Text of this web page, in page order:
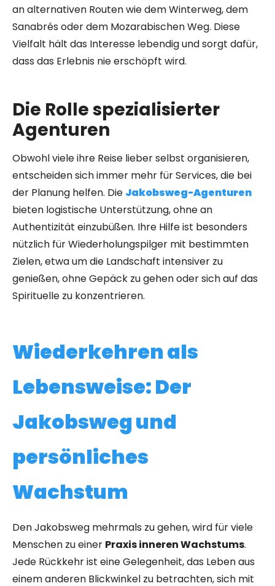
an alternativen Routen wie dem Winterweg, dem
Sanabrés oder dem Mozarabischen Weg. Diese
Vielfalt hält das Interesse lebendig und sorgt dafür,
dass das Erlebnis nie erschöpft wird.
Die Rolle spezialisierter
Agenturen
Obwohl viele ihre Reise lieber selbst organisieren,
entscheiden sich immer mehr für Services, die bei
der Planung helfen. Die Jakobsweg-Agenturen
bieten logistische Unterstützung, ohne an
Authentizität einzubüßen. Ihre Hilfe ist besonders
nützlich für Wiederholungspilger mit bestimmten
Zielen, etwa um die Landschaft intensiver zu
genießen, ohne Gepäck zu gehen oder sich auf das
Spirituelle zu konzentrieren.
Wiederkehren als
Lebensweise: Der
Jakobsweg und
persönliches
Wachstum
Den Jakobsweg mehrmals zu gehen, wird für viele
Menschen zu einer Praxis inneren Wachstums.
Jede Rückkehr ist eine Gelegenheit, das Leben aus
einem anderen Blickwinkel zu betrachten, sich mit